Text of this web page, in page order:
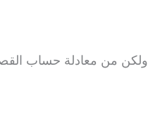
ولكن من معادلة حساب